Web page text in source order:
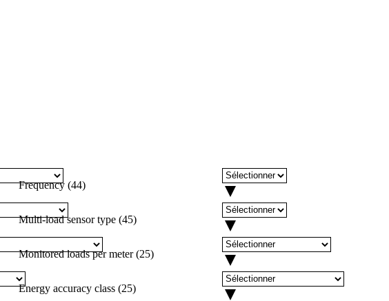
Frequency(44)
Multi-load sensor type(45)
Monitored loads per meter(25)
Energy accuracy class(25)